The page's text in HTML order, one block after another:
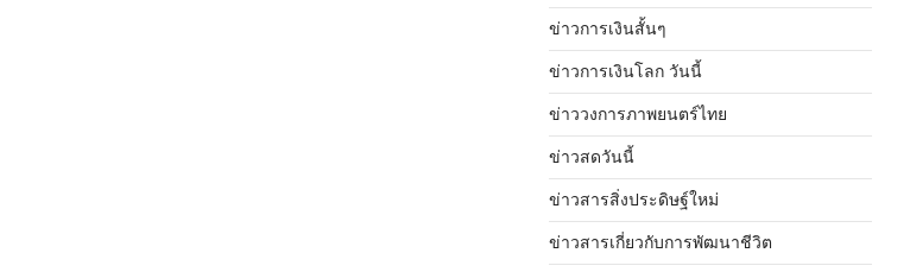
ข่าวการเงินสั้นๆ
ข่าวการเงินโลก วันนี้
ข่าววงการภาพยนตร์ไทย
ข่าวสดวันนี้
ข่าวสารสิ่งประดิษฐ์ใหม่
ข่าวสารเกี่ยวกับการพัฒนาชีวิต